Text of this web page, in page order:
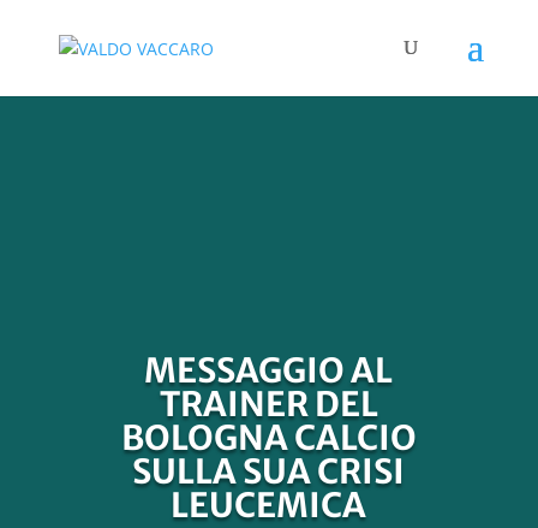
MESSAGGIO AL
TRAINER DEL
BOLOGNA CALCIO
SULLA SUA CRISI
LEUCEMICA